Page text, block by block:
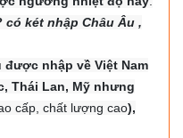
két nhập Châu Âu ,
nhập về Việt Nam
Thái Lan, Mỹ nhưng
cấp, chất lượng cao),